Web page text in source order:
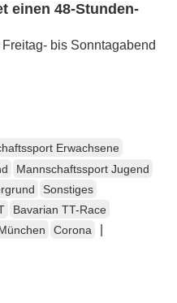
einen 48-Stunden-
bis Sonntagabend
Erwachsene
Mannschaftssport Jugend
Sonstiges
Bavarian TT-Race
Corona